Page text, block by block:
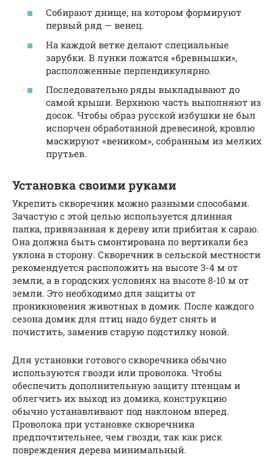
Собирают днище, на котором формируют
первый ряд — венец.
На каждой ветке делают специальные
зарубки. В лунки ложатся «бревнышки»,
расположенные перпендикулярно.
Последовательно ряды выкладывают до
самой крыши. Верхнюю часть выполняют из
досок. Чтобы образ русской избушки не был
испорчен обработанной древесиной, кровлю
маскируют «веником», собранным из мелких
прутьев.
Установка своими руками
Укрепить скворечник можно разными способами.
Зачастую с этой целью используется длинная
палка, привязанная к дереву или прибитая к сараю.
Она должна быть смонтирована по вертикали без
уклона в сторону. Скворечник в сельской местности
рекомендуется расположить на высоте 3-4 м от
земли, а в городских условиях на высоте 8-10 м от
земли. Это необходимо для защиты от
проникновения животных в домик. После каждого
сезона домик для птиц надо будет снять и
почистить, заменив старую подстилку новой.
Для установки готового скворечника обычно
используются гвозди или проволока. Чтобы
обеспечить дополнительную защиту птенцам и
облегчить их выход из домика, конструкцию
обычно устанавливают под наклоном вперед.
Проволока при установке скворечника
предпочтительнее, чем гвозди, так как риск
повреждения дерева минимальный.